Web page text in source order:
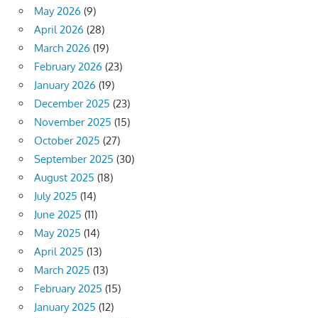
May 2026 (9)
April 2026 (28)
March 2026 (19)
February 2026 (23)
January 2026 (19)
December 2025 (23)
November 2025 (15)
October 2025 (27)
September 2025 (30)
August 2025 (18)
July 2025 (14)
June 2025 (11)
May 2025 (14)
April 2025 (13)
March 2025 (13)
February 2025 (15)
January 2025 (12)